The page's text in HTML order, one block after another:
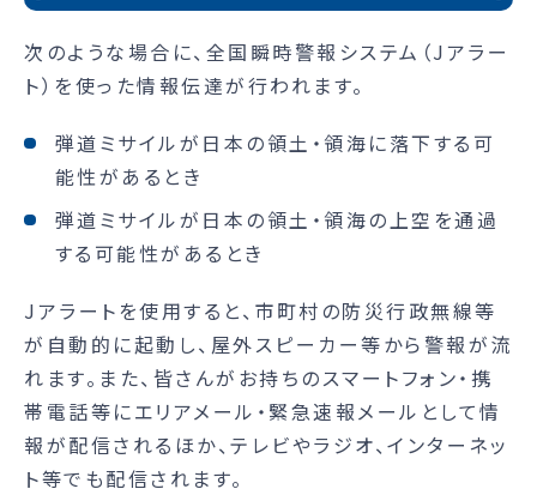
次のような場合に、全国瞬時警報システム（Jアラー
ト）を使った情報伝達が行われます。
弾道ミサイルが日本の領土・領海に落下する可
能性があるとき
弾道ミサイルが日本の領土・領海の上空を通過
する可能性があるとき
Jアラートを使用すると、市町村の防災行政無線等
が自動的に起動し、屋外スピーカー等から警報が流
れます。また、皆さんがお持ちのスマートフォン・携
帯電話等にエリアメール・緊急速報メールとして情
報が配信されるほか、テレビやラジオ、インターネッ
ト等でも配信されます。